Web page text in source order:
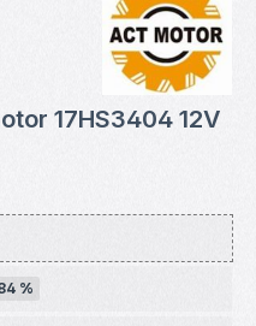
0 von 5 Sternen
17HS3404 12V
%